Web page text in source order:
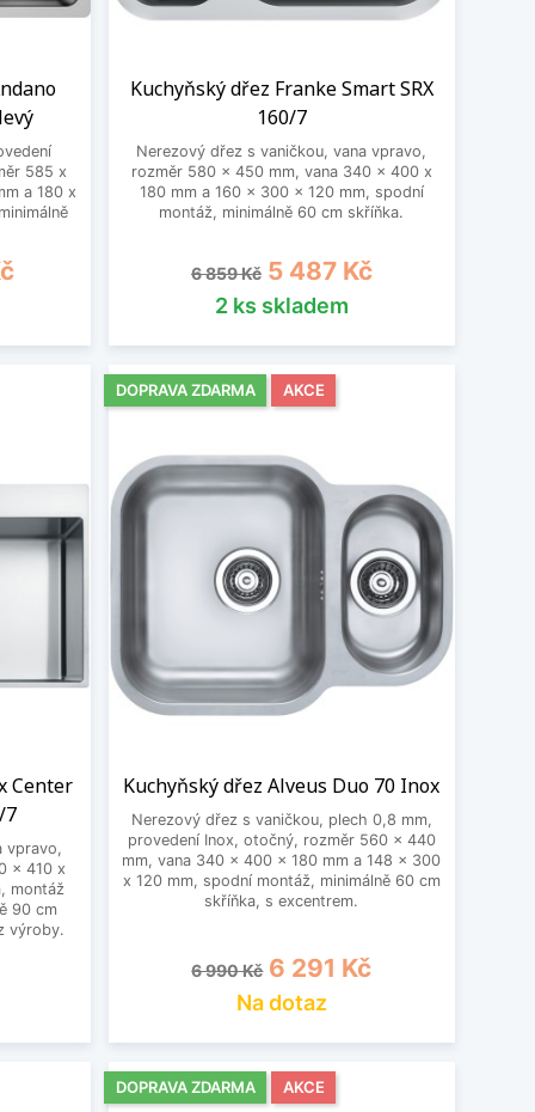
585 x
a 180 x
Kuchyňský dřez Franke Smart SRX
160/7
Nerezový dřez s vaničkou, vana vpravo,
rozměr 580 x 450 mm, vana 340 x 400 x
180 mm a 160 x 300 x 120 mm, spodní
montáž, minimálně 60 cm skříňka.
Běžná cena
6 859 Kč Cena
5 487 Kč
2 ks skladem
Center
7
vpravo,
x 410 x
montáž
90 cm
výroby.
Kuchyňský dřez Alveus Duo 70 Inox
Nerezový dřez s vaničkou, plech 0,8 mm,
provedení Inox, otočný, rozměr 560 x 440
mm, vana 340 x 400 x 180 mm a 148 x 300
x 120 mm, spodní montáž, minimálně 60 cm
skříňka, s excentrem.
Běžná cena
6 990 Kč Cena
6 291 Kč
Na dotaz
DOPRAVA ZDARMA AKCE
DOPRAVA ZDARMA AKCE